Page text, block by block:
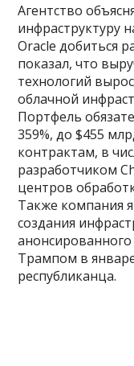
Агентство
инфраструктуру
Oracle добиться
показал, что
технологий
облачной
Портфель
359%, до $455
контрактам, в
разработчиком
центров
Также компания
создания
Трампом в
республиканца.